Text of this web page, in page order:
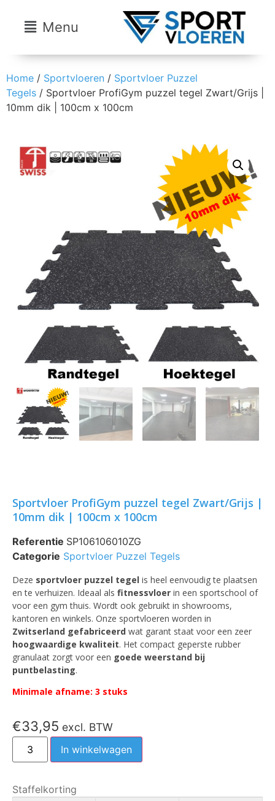
Menu
Home / Sportvloeren / Sportvloer Puzzel
Tegels / Sportvloer ProfiGym puzzel tegel Zwart/Grijs |
10mm dik | 100cm x 100cm
Sportvloer ProfiGym puzzel tegel Zwart/Grijs |
10mm dik | 100cm x 100cm
Referentie SP106106010ZG
Categorie Sportvloer Puzzel Tegels
Deze sportvloer puzzel tegel is heel eenvoudig te plaatsen
en te verhuizen. Ideaal als fitnessvloer in een sportschool of
voor een gym thuis. Wordt ook gebruikt in showrooms,
kantoren en winkels. Onze sportvloeren worden in
Zwitserland gefabriceerd wat garant staat voor een zeer
hoogwaardige kwaliteit. Het compact geperste rubber
granulaat zorgt voor een goede weerstand bij
puntbelasting.
Minimale afname: 3 stuks
€33,95 excl. BTW
In winkelwagen
Staffelkorting